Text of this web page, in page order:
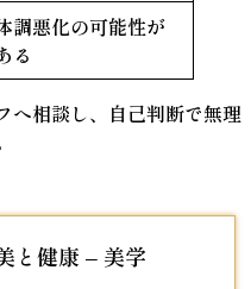
調悪化の可能性が
る
へ相談し、自己判断で無理
と健康 – 美学